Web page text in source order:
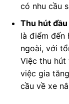
có nhu cầu
Thu hút
là điểm đến
ngoài, với
Việc thu hút
việc gia
cầu về xe